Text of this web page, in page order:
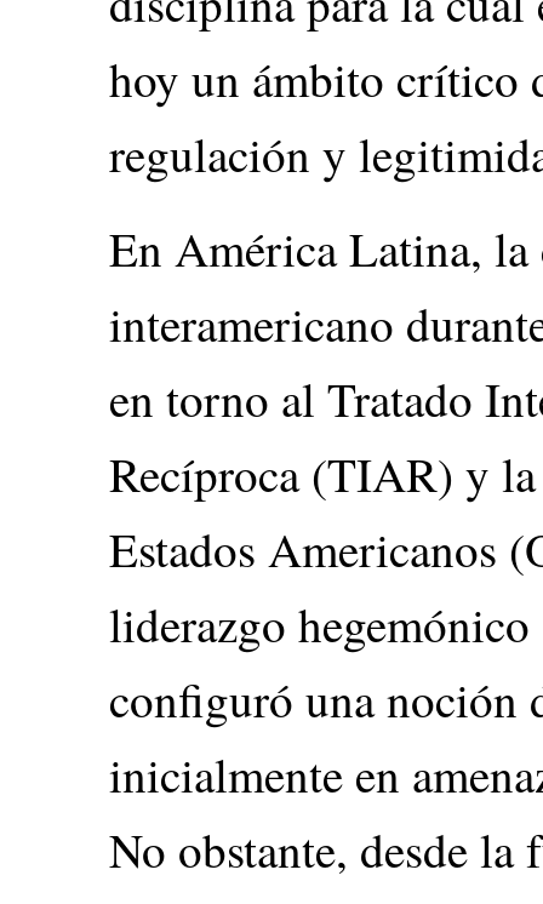
hoy un ámbito crítico
regulación y
En América Latina, la
interamericano
en torno al Tratado
Recíproca (TIAR) y
Estados Americanos
liderazgo
configuró una noción
inicialmente en
No obstante, desde la